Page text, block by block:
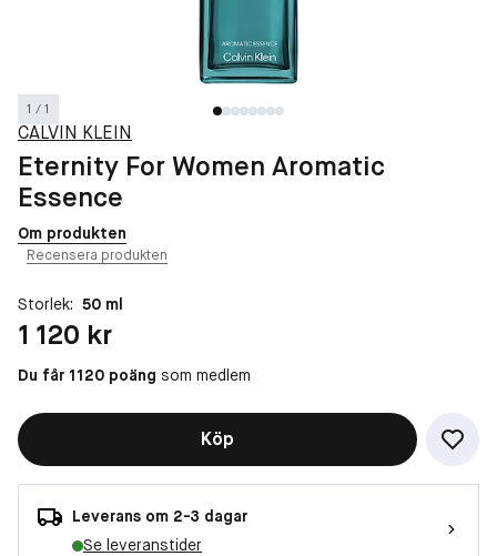
1 / 1
CALVIN KLEIN
Eternity For Women Aromatic
Essence
Om produkten
Recensera produkten
Storlek: 50 ml
Pris: 1 120 kr
1 120 kr
Du får 1120 poäng som medlem
Köp
Leverans om 2-3 dagar
Se leveranstider